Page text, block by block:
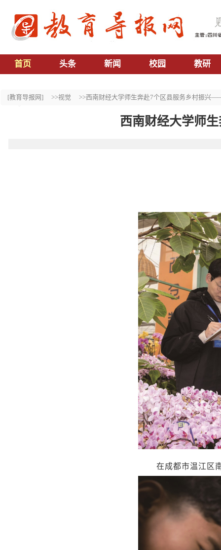
首页 头条 新闻 校园 教研
[教育导报网] >>视觉 >>西南财经大学师生奔赴7个区县服务乡村振兴
西南财经大学师
在成都市温江区